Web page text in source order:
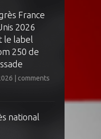
France
2026
le label
250 de
comments
national